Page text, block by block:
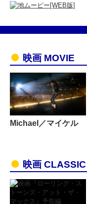
映画 MOVIE
Michael／マイケル
映画 CLASSIC